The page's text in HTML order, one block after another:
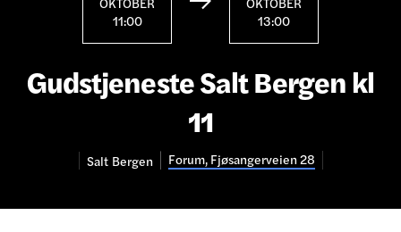
11:00
13:00
Gudstjeneste Salt Bergen kl
11
Salt Bergen Forum, Fjøsangerveien 28